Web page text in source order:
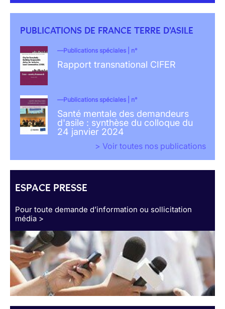
PUBLICATIONS DE FRANCE TERRE D'ASILE
Publications spéciales | n°
Rapport transnational CIFER
Publications spéciales | n°
Santé mentale des demandeurs
d'asile : synthèse du colloque du
24 janvier 2024
> Voir toutes nos publications
ESPACE PRESSE
Pour toute demande d’information ou sollicitation
média >